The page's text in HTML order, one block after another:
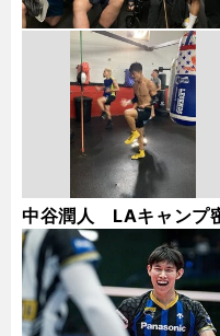
中谷潤人 LAキャンプ